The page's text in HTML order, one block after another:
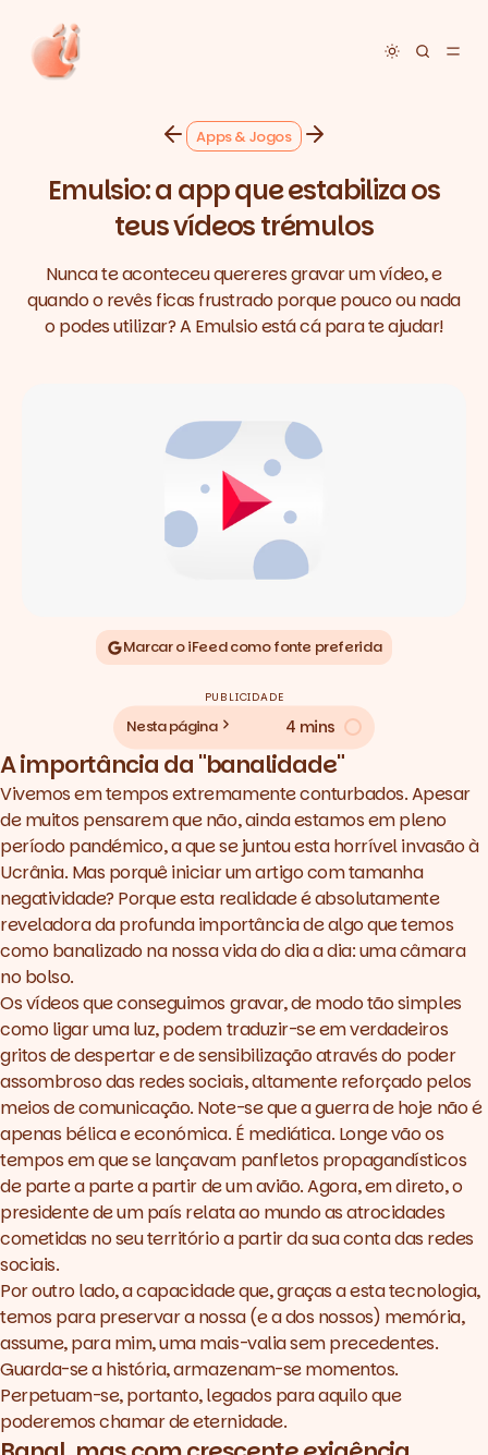
Toggle
Apps & Jogos
Emulsio: a app que estabiliza os
teus vídeos trémulos
Nunca te aconteceu quereres gravar um vídeo, e
quando o revês ficas frustrado porque pouco ou nada
o podes utilizar? A Emulsio está cá para te ajudar!
Marcar o iFeed como fonte preferida
PUBLICIDADE
Nesta página 4 mins
A importância da "banalidade"
Vivemos em tempos extremamente conturbados. Apesar
de muitos pensarem que não, ainda estamos em pleno
período pandémico, a que se juntou esta horrível invasão à
Ucrânia. Mas porquê iniciar um artigo com tamanha
negatividade? Porque esta realidade é absolutamente
reveladora da profunda importância de algo que temos
como banalizado na nossa vida do dia a dia: uma câmara
no bolso.
Os vídeos que conseguimos gravar, de modo tão simples
como ligar uma luz, podem traduzir-se em verdadeiros
gritos de despertar e de sensibilização através do poder
assombroso das redes sociais, altamente reforçado pelos
meios de comunicação. Note-se que a guerra de hoje não é
apenas bélica e económica. É mediática. Longe vão os
tempos em que se lançavam panfletos propagandísticos
de parte a parte a partir de um avião. Agora, em direto, o
presidente de um país relata ao mundo as atrocidades
cometidas no seu território a partir da sua conta das redes
sociais.
Por outro lado, a capacidade que, graças a esta tecnologia,
temos para preservar a nossa (e a dos nossos) memória,
assume, para mim, uma mais-valia sem precedentes.
Guarda-se a história, armazenam-se momentos.
Perpetuam-se, portanto, legados para aquilo que
poderemos chamar de eternidade.